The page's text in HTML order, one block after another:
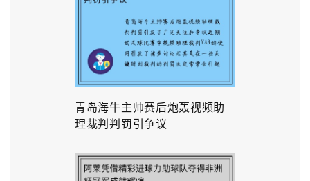
青岛海牛主帅赛后炮轰视频助
理裁判判罚引争议